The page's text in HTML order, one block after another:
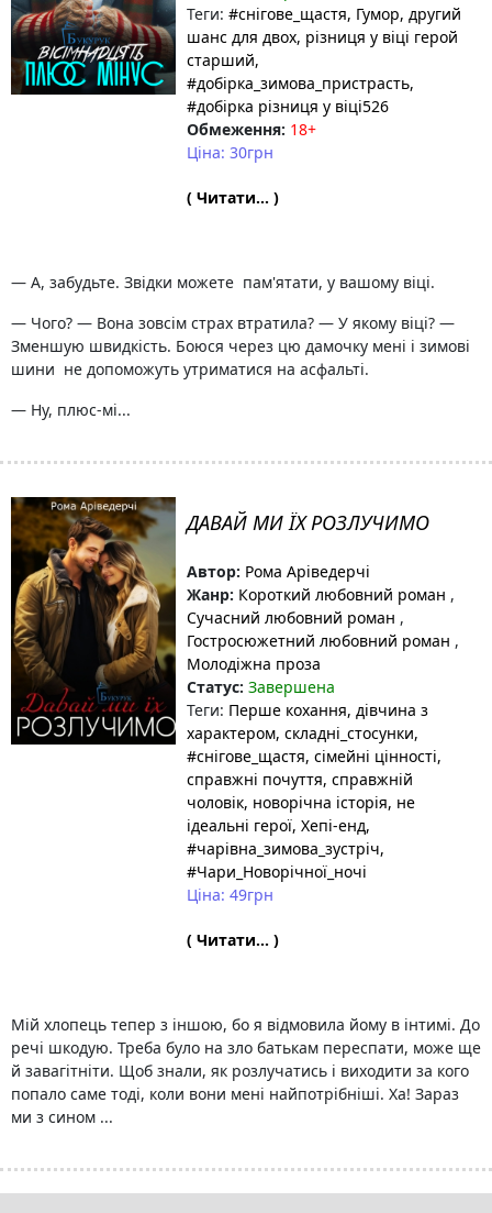
Теги: #снігове_щастя, Гумор, другий
шанс для двох, різниця у віці герой
старший,
#добірка_зимова_пристрасть,
#добірка різниця у віці526
Обмеження: 18+
Ціна: 30грн
( Читати... )
— А, забудьте. Звідки можете пам'ятати, у вашому віці.
— Чого? — Вона зовсім страх втратила? — У якому віці? —
Зменшую швидкість. Боюся через цю дамочку мені і зимові
шини не допоможуть утриматися на асфальті.
— Ну, плюс-мі...
ДАВАЙ МИ ЇХ РОЗЛУЧИМО
Автор: Рома Аріведерчі
Жанр: Короткий любовний роман ,
Сучасний любовний роман ,
Гостросюжетний любовний роман ,
Молодіжна проза
Статус: Завершена
Теги: Перше кохання, дівчина з
характером, складні_стосунки,
#снігове_щастя, сімейні цінності,
справжні почуття, справжній
чоловік, новорічна історія, не
ідеальні герої, Хепі-енд,
#чарівна_зимова_зустріч,
#Чари_Новорічної_ночі
Ціна: 49грн
( Читати... )
Мій хлопець тепер з іншою, бо я відмовила йому в інтимі. До
речі шкодую. Треба було на зло батькам переспати, може ще
й завагітніти. Щоб знали, як розлучатись і виходити за кого
попало саме тоді, коли вони мені найпотрібніші. Ха! Зараз
ми з сином ...